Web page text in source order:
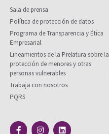
Sala de prensa
Política de protección de datos
Programa de Transparencia y Ética
Empresarial
Lineamientos de la Prelatura sobre la
protección de menores y otras
personas vulnerables
Trabaja con nosotros
PQRS